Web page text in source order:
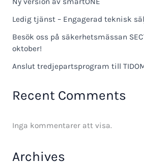
Ledig tjänst – Engagerad teknisk
Besök oss på säkerhetsmässan
oktober!
Anslut tredjepartsprogram till
Recent Comments
Inga kommentarer att visa.
Archives